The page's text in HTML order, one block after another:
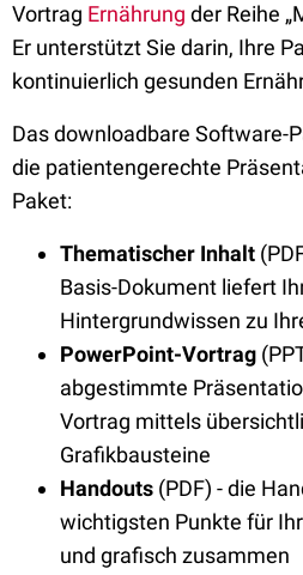
Vortrag Ernährung der Reihe
Er unterstützt Sie darin, Ihre
kontinuierlich gesunden
Das downloadbare Software-
die patientengerechte
Paket:
Thematischer Inhalt
Basis-Dokument liefert
Hintergrundwissen zu
PowerPoint-Vortrag
abgestimmte
Vortrag mittels
Grafikbausteine
Handouts (PDF) - die
wichtigsten Punkte für
und grafisch zusammen